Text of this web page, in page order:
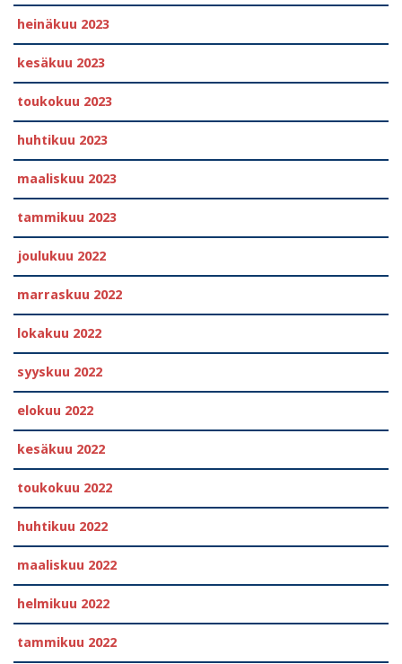
heinäkuu 2023
kesäkuu 2023
toukokuu 2023
huhtikuu 2023
maaliskuu 2023
tammikuu 2023
joulukuu 2022
marraskuu 2022
lokakuu 2022
syyskuu 2022
elokuu 2022
kesäkuu 2022
toukokuu 2022
huhtikuu 2022
maaliskuu 2022
helmikuu 2022
tammikuu 2022